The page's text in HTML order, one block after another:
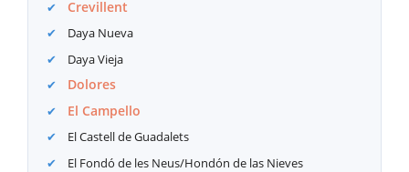
Crevillent
Daya Nueva
Daya Vieja
Dolores
El Campello
El Castell de Guadalets
El Fondó de les Neus/Hondón de las Nieves